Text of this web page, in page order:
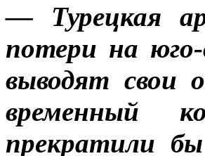
— Турецкая
потери на
выводят свои
временный
прекратили